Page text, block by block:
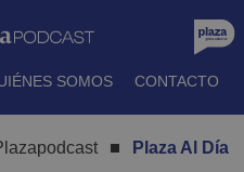
SOMOS CONTACTO
Plaza Al Día